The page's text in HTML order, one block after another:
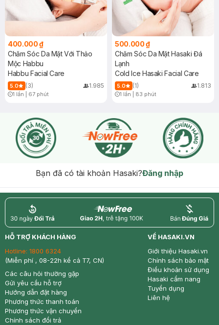
400.000 ₫
Chăm Sóc Da Mặt Với Thảo
Mộc Habbu
Habbu Facial Care
5.0 (3) 1.985
1 lần 67 phút
500.000 ₫
Chăm Sóc Da Mặt Hasaki Đá
Lạnh
Cold Ice Hasaki Facial Care
5.0 (1) 1.813
1 lần 83 phút
Bạn đã có tài khoản Hasaki?Đăng nhập
return nowfree price
HỖ TRỢ KHÁCH HÀNG
Hotline: 1800 6324
(Miễn phí , 08-22h kể cả T7, CN)
Các câu hỏi thường gặp
Gửi yêu cầu hỗ trợ
Hướng dẫn đặt hàng
Phương thức thanh toán
Phương thức vận chuyển
Chính sách đổi trả
VỀ HASAKI.VN
Giới thiệu Hasaki.vn
Chính sách bảo mật
Điều khoản sử dụng
Hasaki cẩm nang
Tuyển dụng
Liên hệ